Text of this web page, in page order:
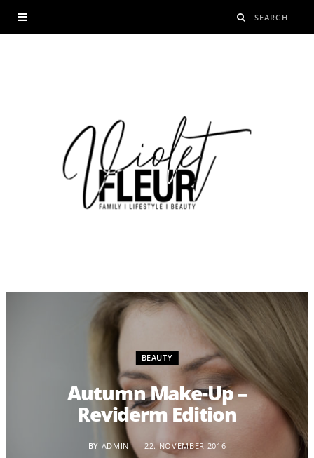
BEAUTY
Autumn Make-Up –
Reviderm Edition
BY ADMIN 22. NOVEMBER 2016